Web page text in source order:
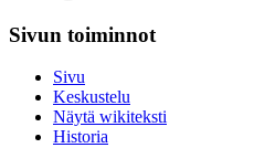
Sivun toiminnot
Sivu
Keskustelu
Näytä wikiteksti
Historia